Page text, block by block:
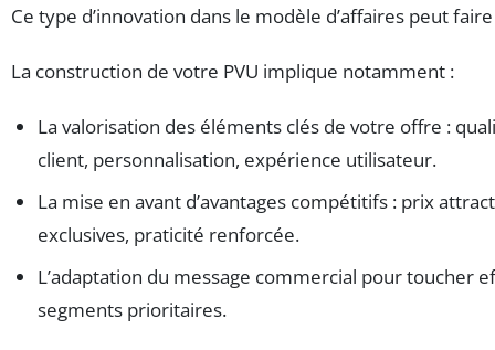
Ce type d’innovation dans le modèle d’affaires peut
La construction de votre PVU implique notamment :
La valorisation des éléments clés de votre offre :
client, personnalisation, expérience utilisateur.
La mise en avant d’avantages compétitifs : prix
exclusives, praticité renforcée.
L’adaptation du message commercial pour toucher
segments prioritaires.